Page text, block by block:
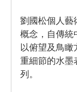
劉國松個人藝
概念，自傳統
以俯望及鳥
重細節的水墨
列。